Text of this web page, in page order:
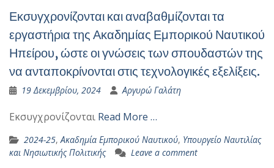
Εκσυγχρονίζονται και αναβαθμίζονται τα
εργαστήρια της Ακαδημίας Εμπορικού Ναυτικού
Ηπείρου, ώστε οι γνώσεις των σπουδαστών της
να ανταποκρίνονται στις τεχνολογικές εξελίξεις.
19 Δεκεμβρίου, 2024 Αργυρώ Γαλάτη
Εκσυγχρονίζονται Read More …
2024-25,Ακαδημία Εμπορικού Ναυτικού, Υπουργείο Ναυτιλίας
και Νησιωτικής Πολιτικής
Leave a comment